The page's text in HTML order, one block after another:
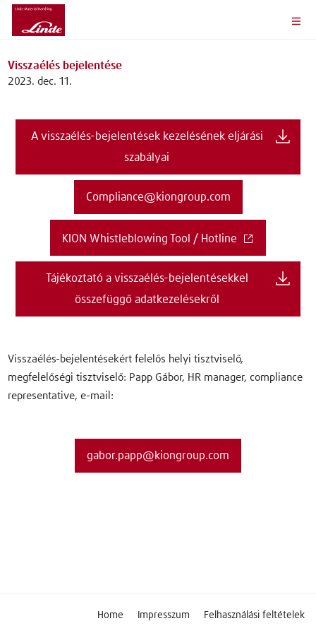
Visszaélés bejelentése
2023. dec. 11.
A visszaélés-bejelentések kezelésének eljárási
szabályai
Compliance@kiongroup.com
KION Whistleblowing Tool / Hotline
Tájékoztató a visszaélés-bejelentésekkel
összefüggő adatkezelésekről
Visszaélés-bejelentésekért felelős helyi tisztviselő,
megfelelőségi tisztviselő: Papp Gábor, HR manager, compliance
representative, e-mail:
gabor.papp@kiongroup.com
Home Impresszum Felhasználási feltételek